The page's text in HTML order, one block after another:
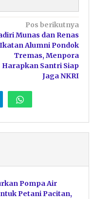
Pos berikutnya
Munas dan Renas
Ikatan Alumni Pondok
Tremas, Menpora
Harapkan Santri Siap
Jaga NKRI
Pompa Air
Petani Pacitan,